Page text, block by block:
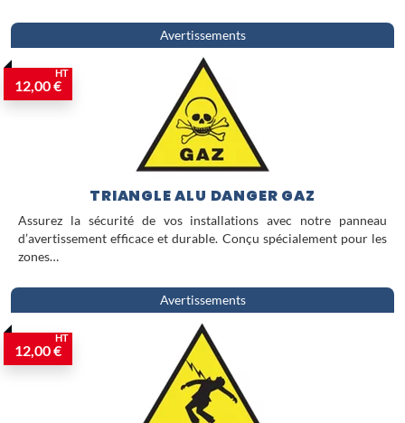
Avertissements
12,00 €
HT
TRIANGLE ALU DANGER GAZ
Assurez la sécurité de vos installations avec notre panneau
d’avertissement efficace et durable. Conçu spécialement pour les
zones…
Avertissements
12,00 €
HT